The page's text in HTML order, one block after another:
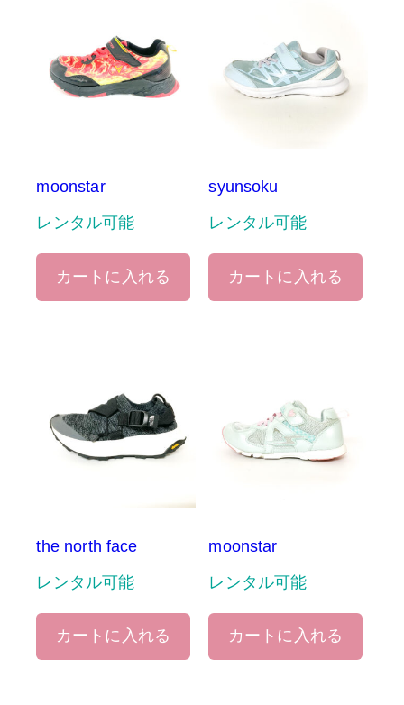
moonstar
レンタル可能
カートに入れる
syunsoku
レンタル可能
カートに入れる
the north face
レンタル可能
カートに入れる
moonstar
レンタル可能
カートに入れる